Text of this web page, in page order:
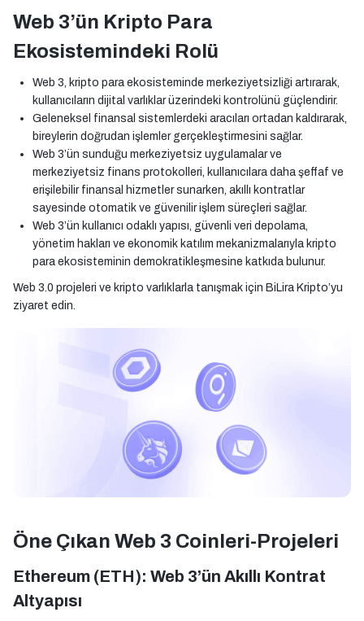
Web 3’ün Kripto Para
Ekosistemindeki Rolü
Web 3, kripto para ekosisteminde merkeziyetsizliği artırarak,
kullanıcıların dijital varlıklar üzerindeki kontrolünü güçlendirir.
Geleneksel finansal sistemlerdeki aracıları ortadan kaldırarak,
bireylerin doğrudan işlemler gerçekleştirmesini sağlar.
Web 3’ün sunduğu merkeziyetsiz uygulamalar ve
merkeziyetsiz finans protokolleri, kullanıcılara daha şeffaf ve
erişilebilir finansal hizmetler sunarken, akıllı kontratlar
sayesinde otomatik ve güvenilir işlem süreçleri sağlar.
Web 3’ün kullanıcı odaklı yapısı, güvenli veri depolama,
yönetim hakları ve ekonomik katılım mekanizmalarıyla kripto
para ekosisteminin demokratikleşmesine katkıda bulunur.
Web 3.0 projeleri ve kripto varlıklarla tanışmak için BiLira Kripto’yu
ziyaret edin.
Öne Çıkan Web 3 Coinleri-Projeleri
Ethereum (ETH): Web 3’ün Akıllı Kontrat
Altyapısı